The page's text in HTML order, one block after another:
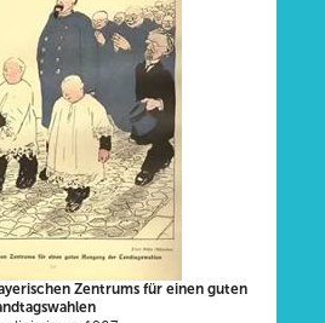
Zentrums für einen guten